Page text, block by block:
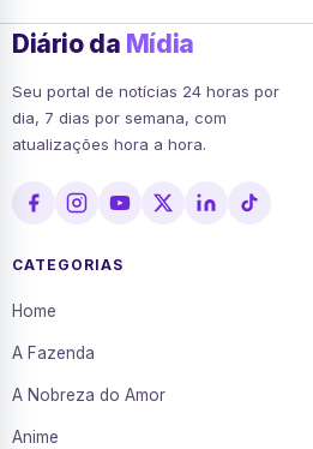
Diário da Mídia
Seu portal de notícias 24 horas por
dia, 7 dias por semana, com
atualizações hora a hora.
CATEGORIAS
Home
A Fazenda
A Nobreza do Amor
Anime